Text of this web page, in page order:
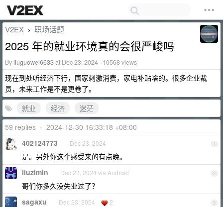
V2EX › 职场话题
2025 年的就业环境真的会很严峻吗
By liuguowei6633at Dec 23, 2024 · 10568 views
现在到处听经济下行，国家刺激消费，家电补贴啥的。很多企业裁
员，未来工作是不是更卷了。
就业
经济
迷茫
59 replies • 2024-12-30 16:33:18 +08:00
1
402124773 Dec 23, 2024
是。另外你这个感受来的有点晚。
2
liuzimin Dec 23, 2024 via Android
哥们你多久没失业过了？
3
sagaxu Dec 23, 2024 2